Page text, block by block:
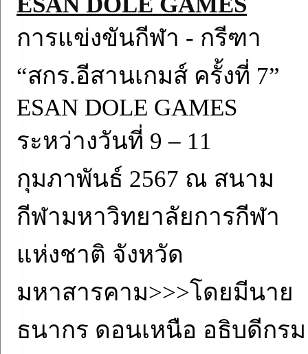
การแข่งขันกีฬา - กรีฑา
“สกร.อีสานเกมส์ ครั้งที่ 7”
ESAN DOLE GAMES
ระหว่างวันที่ 9 – 11
กุมภาพันธ์ 2567 ณ สนาม
กีฬามหาวิทยาลัยการกีฬา
แห่งชาติ จังหวัด
มหาสารคาม>>>โดยมีนาย
ธนากร ดอนเหนือ อธิบดีกรม